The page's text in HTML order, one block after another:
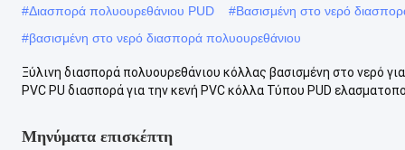
#Διασπορά πολυουρεθάνιου PUD #Βασισμένη στο νερό
#βασισμένη στο νερό διασπορά πολυουρεθάνιου
Ξύλινη διασπορά πολυουρεθάνιου κόλλας βασισμένη στο νερό
PVC PU διασπορά για την κενή PVC κόλλα Τύπου PUD
Μηνύματα επισκέπτη